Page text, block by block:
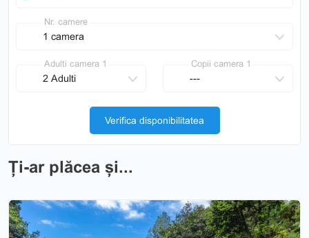
Nr. camere
Adulti camera 1 Copii camera 1
Verifica disponibilitatea
Ți-ar plăcea și...